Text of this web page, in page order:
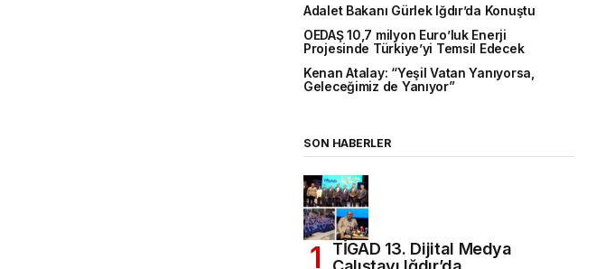
Adalet Bakanı Gürlek Iğdır’da Konuştu
OEDAŞ 10,7 milyon Euro’luk Enerji
Projesinde Türkiye’yi Temsil Edecek
Kenan Atalay: “Yeşil Vatan Yanıyorsa,
Geleceğimiz de Yanıyor”
SON HABERLER
TİGAD 13. Dijital Medya